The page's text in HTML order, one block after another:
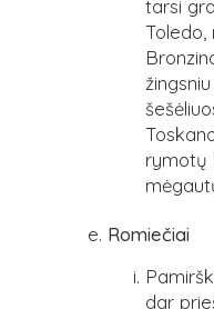
tarsi
Toledo,
rymotų
Romiečiai
dar